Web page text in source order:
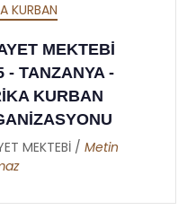
CANLI YAYIN
SÜNNETİ SENİYE
DÜNYA SAADETİNE
VESİLEDİR - RİSALE-İ
NUR SOHBETLERİ -
28.05.2024
HİDAYET MEKTEBİ /